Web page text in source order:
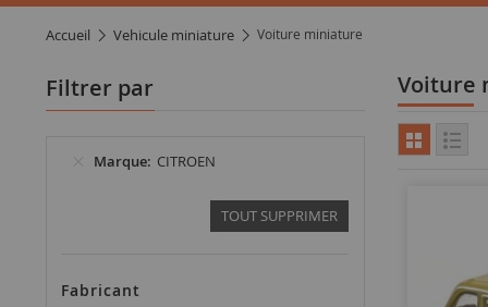
accueil vehicule miniature Voiture miniature
Voiture
Filtrer par
Marque CITROEN
TOUT SUPPRIMER
Fabricant